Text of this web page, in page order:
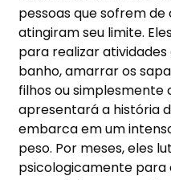
pessoas que sofrem
atingiram seu limite.
para realizar
banho, amarrar os
filhos ou simplesmente
apresentará a história
embarca em um
peso. Por meses, eles
psicologicamente para